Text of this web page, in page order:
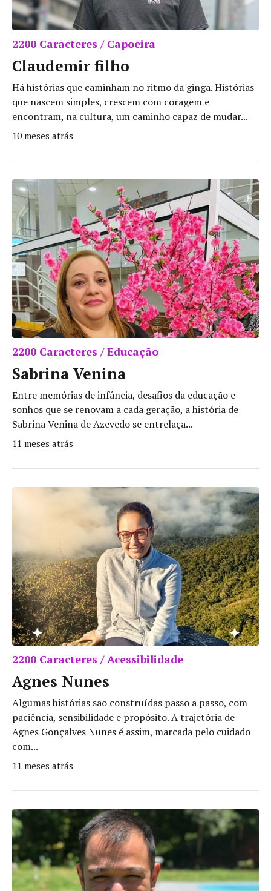
2200 Caracteres / Capoeira
Claudemir filho
Há histórias que caminham no ritmo da ginga. Histórias
que nascem simples, crescem com coragem e
encontram, na cultura, um caminho capaz de mudar...
10 meses atrás
2200 Caracteres / Educação
Sabrina Venina
Entre memórias de infância, desafios da educação e
sonhos que se renovam a cada geração, a história de
Sabrina Venina de Azevedo se entrelaça...
11 meses atrás
2200 Caracteres / Acessibilidade
Agnes Nunes
Algumas histórias são construídas passo a passo, com
paciência, sensibilidade e propósito. A trajetória de
Agnes Gonçalves Nunes é assim, marcada pelo cuidado
com...
11 meses atrás